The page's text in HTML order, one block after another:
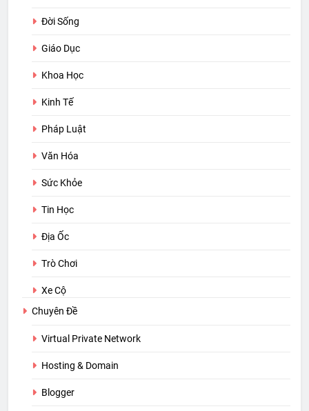
Đời Sống
Giáo Dục
Khoa Học
Kinh Tế
Pháp Luật
Văn Hóa
Sức Khỏe
Tin Học
Địa Ốc
Trò Chơi
Xe Cộ
Chuyên Đề
Virtual Private Network
Hosting & Domain
Blogger